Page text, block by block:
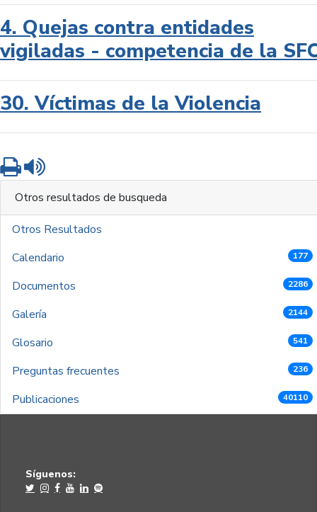
4. Quejas contra entidades
vigiladas - competencia de la
30. Víctimas de la Violencia
Imprimir
Otros resultados de busqueda
Otros Resultados
Calendario
177
Documentos 2286
Galería 2144
Glosario 541
Preguntas frecuentes 236
Publicaciones 40110
Síguenos: